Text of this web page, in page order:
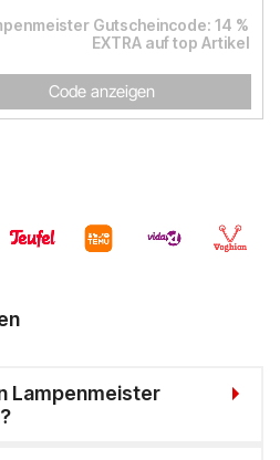
Gutscheincode: 14 %
EXTRA auf top Artikel
Code anzeigen
Lampenmeister